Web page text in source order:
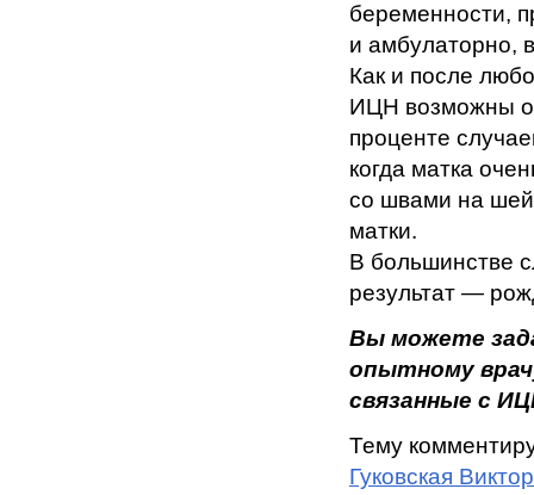
беременности,
и амбулаторно,
Как и после
ИЦН возможны
проценте
когда матка
со швами на
матки.
В большинстве
результат —
Вы можете
опытному
связанные с
Тему
Гуковская